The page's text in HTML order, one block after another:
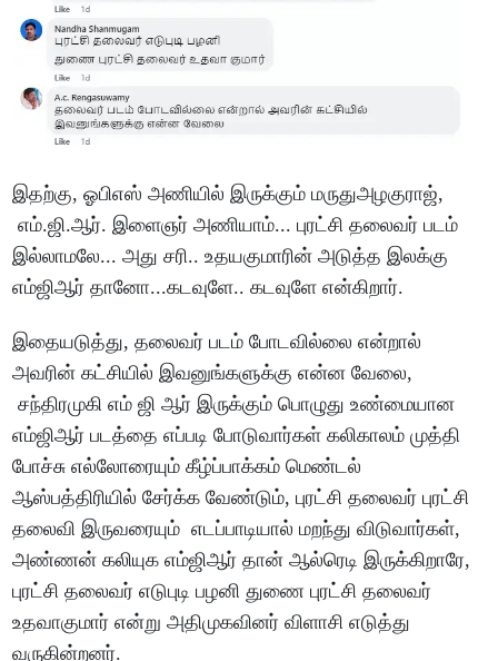
இதற்கு, ஓபிஎஸ் அணியில் இருக்கும் மருதுஅழகுராஜ்,
எம்.ஜி.ஆர். இளைஞர் அணியாம்... புரட்சி தலைவர் படம்
இல்லாமலே... அது சரி.. உதயகுமாரின் அடுத்த இலக்கு
எம்ஜிஆர் தானோ...கடவுளே.. கடவுளே என்கிறார்.
இதையடுத்து, தலைவர் படம் போடவில்லை என்றால்
அவரின் கட்சியில் இவனுங்களுக்கு என்ன வேலை,
சந்திரமுகி எம் ஜி ஆர் இருக்கும் பொழுது உண்மையான
எம்ஜிஆர் படத்தை எப்படி போடுவார்கள் கலிகாலம் முத்தி
போச்சு எல்லோரையும் கீழ்ப்பாக்கம் மெண்டல்
ஆஸ்பத்திரியில் சேர்க்க வேண்டும், புரட்சி தலைவர் புரட்சி
தலைவி இருவரையும் எடப்பாடியால் மறந்து விடுவார்கள்,
அண்ணன் கலியுக எம்ஜிஆர் தான் ஆல்ரெடி இருக்கிறாரே,
புரட்சி தலைவர் எடுபுடி பழனி துணை புரட்சி தலைவர்
உதவாகுமார் என்று அதிமுகவினர் விளாசி எடுத்து
வருகின்றனர்.